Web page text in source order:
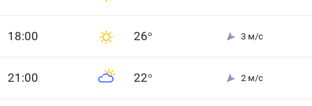
18:00 26° 3 м/с
21 :00 22° 2 м/с